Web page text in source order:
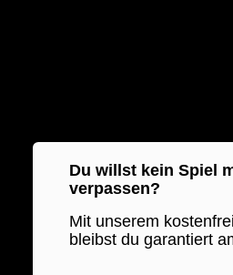
Du willst kein Spiel
verpassen?
Mit unserem
bleibst du garantiert